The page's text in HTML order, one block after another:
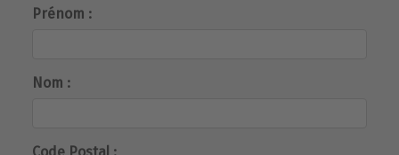
Prénom :
Nom :
Code Postal :